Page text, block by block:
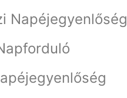
Napéjegyenlőség